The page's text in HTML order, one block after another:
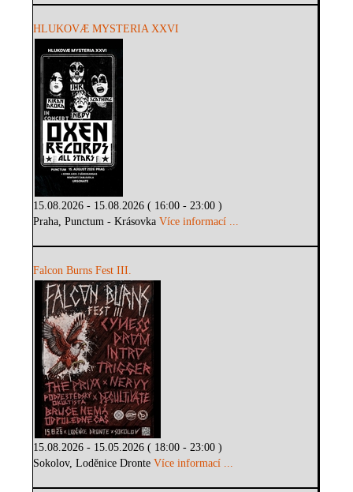
HLUKOVÆ MYSTERIA XXVI
15.08.2026 - 15.08.2026 ( 16:00 - 23:00 )
Praha, Punctum - KrásovkaVíce informací ...
Falcon Burns Fest III.
15.08.2026 - 15.05.2026 ( 18:00 - 23:00 )
Sokolov, Loděnice DronteVíce informací ...